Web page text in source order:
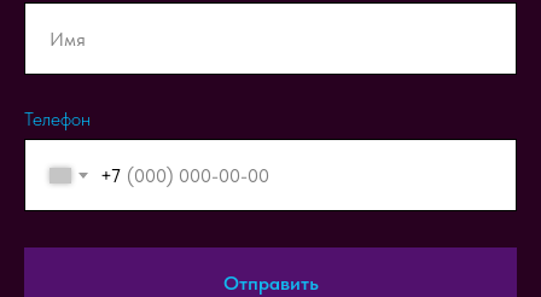
Телефон
+7
Отправить